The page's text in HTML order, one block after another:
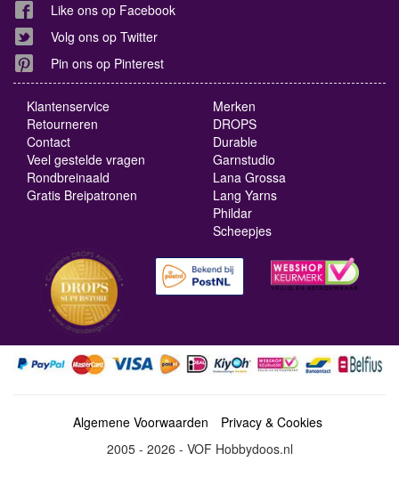
Like ons op Facebook
Volg ons op Twitter
Pin ons op Pinterest
Klantenservice
Retourneren
Contact
Veel gestelde vragen
Rondbreinaald
Gratis Breipatronen
Merken
DROPS
Durable
Garnstudio
Lana Grossa
Lang Yarns
Phildar
Scheepjes
Algemene Voorwaarden
Privacy & Cookies
2005 - 2026 - VOF Hobbydoos.nl